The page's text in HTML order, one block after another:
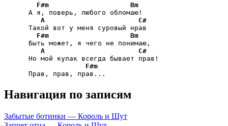
F#m
Bm
      А я, поверь, любого обломаю!
A
C#
      Такой вот у меня суровый нрав
F#m
Bm
      Быть может, я чего не понимаю,
A
C#
      Но мой кулак всегда бывает прав!
F#m
      Прав, прав, прав...
Навигация по записям
Забытые ботинки — Король и Шут